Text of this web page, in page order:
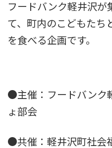
フードバンク軽井沢が
て、町内のこどもたち
を食べる企画です。
●主催：フードバンク
ょ部会
●共催：軽井沢町社会